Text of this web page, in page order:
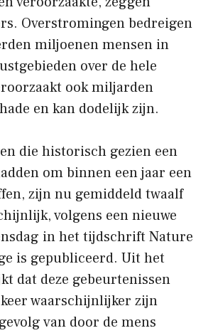
Overstromingen bedreigen
miljoenen mensen in
over de hele
ook miljarden
en kan dodelijk zijn.
die historisch gezien een
om binnen een jaar een
zijn nu gemiddeld twaalf
volgens een nieuwe
in het tijdschrift Nature
is gepubliceerd. Uit het
dat deze gebeurtenissen
waarschijnlijker zijn
van door de mens